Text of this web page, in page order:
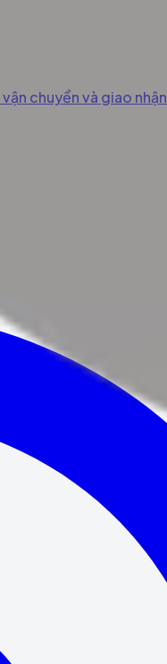
chuyển và giao nhận